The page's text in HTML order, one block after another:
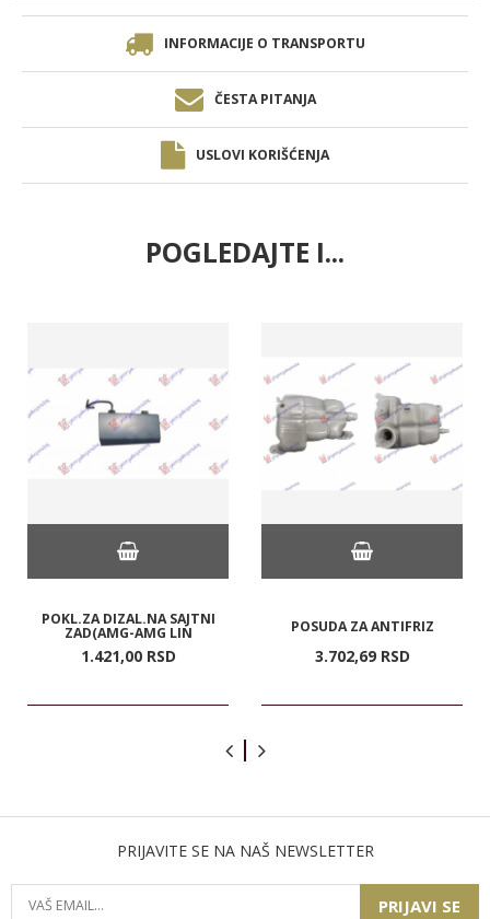
INFORMACIJE O TRANSPORTU
ČESTA PITANJA
USLOVI KORIŠĆENJA
POGLEDAJTE I...
POKL.ZA DIZAL.NA SAJTNI
ZAD(AMG-AMG LIN
1.421,00 RSD
POSUDA ZA ANTIFRIZ
3.702,69 RSD
PRIJAVITE SE NA NAŠ NEWSLETTER
PRIJAVI SE